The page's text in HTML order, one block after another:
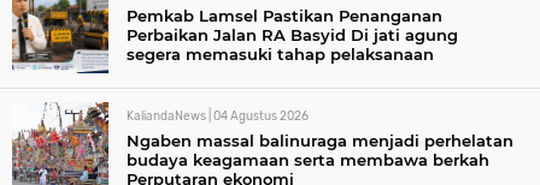
Pemkab Lamsel Pastikan Penanganan
Perbaikan Jalan RA Basyid Di jati agung
segera memasuki tahap pelaksanaan
KaliandaNews | 04 Agustus 2026
Ngaben massal balinuraga menjadi perhelatan
budaya keagamaan serta membawa berkah
Perputaran ekonomi